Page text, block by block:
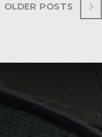
OLDER POSTS